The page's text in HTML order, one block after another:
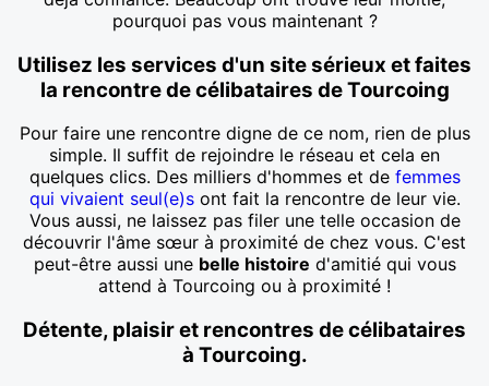
pourquoi pas vous maintenant ?
Utilisez les services d'un site sérieux et faites
la rencontre de célibataires de Tourcoing
Pour faire une rencontre digne de ce nom, rien de plus
simple. Il suffit de rejoindre le réseau et cela en
quelques clics. Des milliers d'hommes et de femmes
qui vivaient seul(e)sont fait la rencontre de leur vie.
Vous aussi, ne laissez pas filer une telle occasion de
découvrir l'âme sœur à proximité de chez vous. C'est
peut-être aussi une belle histoire d'amitié qui vous
attend à Tourcoing ou à proximité !
Détente, plaisir et rencontres de célibataires
à Tourcoing.